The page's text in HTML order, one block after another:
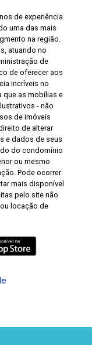
de experiência
uma das mais
na região.
atuando no
de
de oferecer aos
incríveis no
que as mobílias e
- não
de imóveis
de alterar
e dados de seus
do condomínio
ou mesmo
Pode ocorrer
mais disponível
pelo site não
locação de